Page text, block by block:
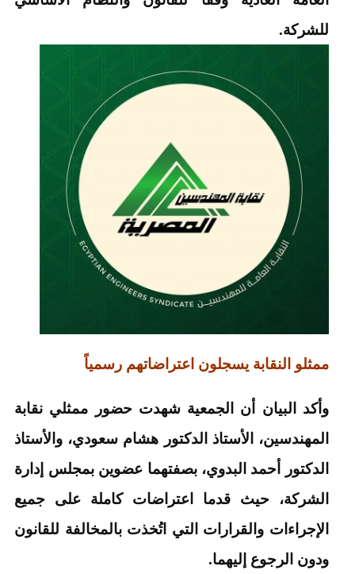
للشركة.
ممثلو النقابة يسجلون اعتراضاتهم رسمياً
وأكد البيان أن الجمعية شهدت حضور ممثلي نقابة
المهندسين، الأستاذ الدكتور هشام سعودي، والأستاذ
الدكتور أحمد البدوي، بصفتهما عضوين بمجلس إدارة
الشركة، حيث قدما اعتراضات كاملة على جميع
الإجراءات والقرارات التي اتُخذت بالمخالفة للقانون
ودون الرجوع إليهما.